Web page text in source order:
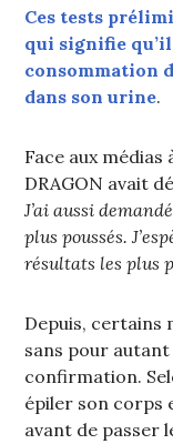
Ces tests
qui signifie
consommation
dans son urine.
Face aux
DRAGON avait
J’ai aussi
plus poussés.
résultats les plus
Depuis, certains
sans pour autant
confirmation.
épiler son corps
avant de passer